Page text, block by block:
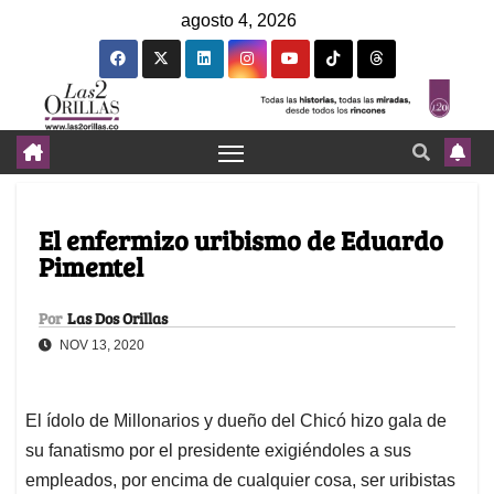
agosto 4, 2026
El enfermizo uribismo de Eduardo
Pimentel
Por Las Dos Orillas
NOV 13, 2020
El ídolo de Millonarios y dueño del Chicó hizo gala de
su fanatismo por el presidente exigiéndoles a sus
empleados, por encima de cualquier cosa, ser uribistas